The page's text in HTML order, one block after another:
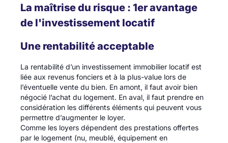
La maîtrise du risque : 1er avantage
de l'investissement locatif
Une rentabilité acceptable
La rentabilité d’un investissement immobilier locatif est
liée aux revenus fonciers et à la plus-value lors de
l’éventuelle vente du bien. En amont, il faut avoir bien
négocié l’achat du logement. En aval, il faut prendre en
considération les différents éléments qui peuvent vous
permettre d’augmenter le loyer.
Comme les loyers dépendent des prestations offertes
par le logement (nu, meublé, équipement en